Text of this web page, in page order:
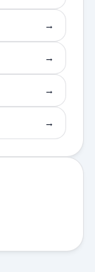
→
→
→
→